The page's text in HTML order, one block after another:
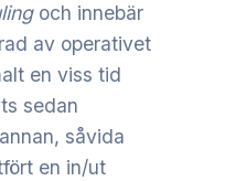
och innebär
av operativet
en viss tid
sedan
såvida
en in/ut